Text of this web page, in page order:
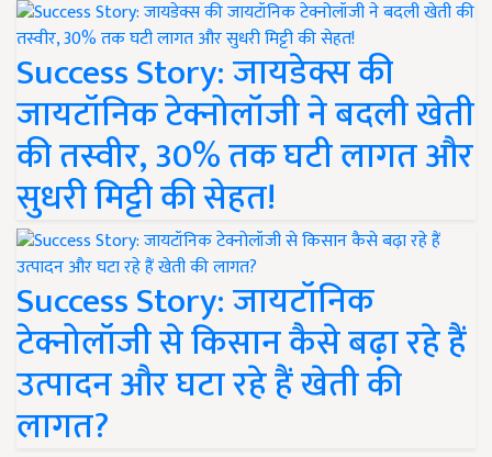
Success Story: जायडेक्स की
जायटॉनिक टेक्नोलॉजी ने बदली खेती
की तस्वीर, 30% तक घटी लागत और
सुधरी मिट्टी की सेहत!
Success Story: जायटॉनिक
टेक्नोलॉजी से किसान कैसे बढ़ा रहे हैं
उत्पादन और घटा रहे हैं खेती की
लागत?